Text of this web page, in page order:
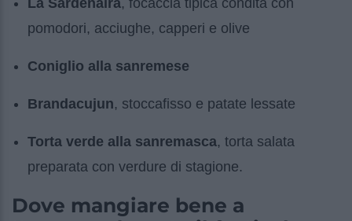
La Sardenaira, focaccia tipica condita con
pomodori, acciughe, capperi e olive
Coniglio alla sanremese
Brandacujun, stoccafisso e patate lessate
Torta verde alla sanremasca, torta salata
preparata con verdure di stagione.
Dove mangiare bene a